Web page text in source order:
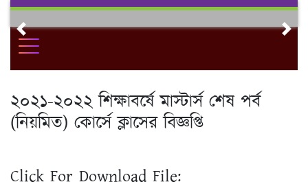
Skip
contentPrevious
২০২১-২০২২ শিক্ষাবর্ষে মাস্টার্স শেষ পর্ব
(নিয়মিত) কোর্সে ক্লাসের বিজ্ঞপ্তি
Click For Download File: